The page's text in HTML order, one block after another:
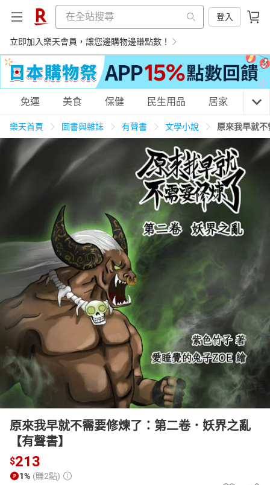
登入
立即加入樂天會員，讓您邊購物邊賺點數！
購物網分類
天天免運 美食蛋糕 養生保健 民生用品
居家生活 3C家電 運動休閒 親子玩具
女裝 男裝
日本購物 電子/紙本書
HOT
免運 美食 保健 民生用品 居家 3C
樂天首頁 圖書與雜誌 有聲書 文學小說 原來我早就
原來我早就不需要修煉了：第二卷．妖界之亂
【有聲書】
$213
1% (賺2點)